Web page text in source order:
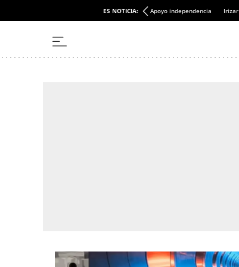
ES NOTICIA: Apoyo independencia Irizar